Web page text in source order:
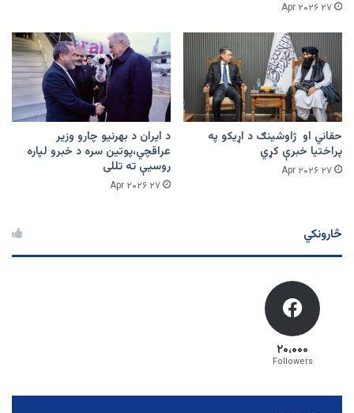
۲۷ Apr ۲۰۲۶
حقاني او ژاوشینګ د اړیکو په
پراختیا خبرې کړي
۲۷ Apr ۲۰۲۶
د ایران د بهرنیو چارو وزیر
عراقچي،پوتین سره د خبرو لپاره
روسیې ته تللی
۲۷ Apr ۲۰۲۶
څارونکي
۲۰،۰۰۰
Followers